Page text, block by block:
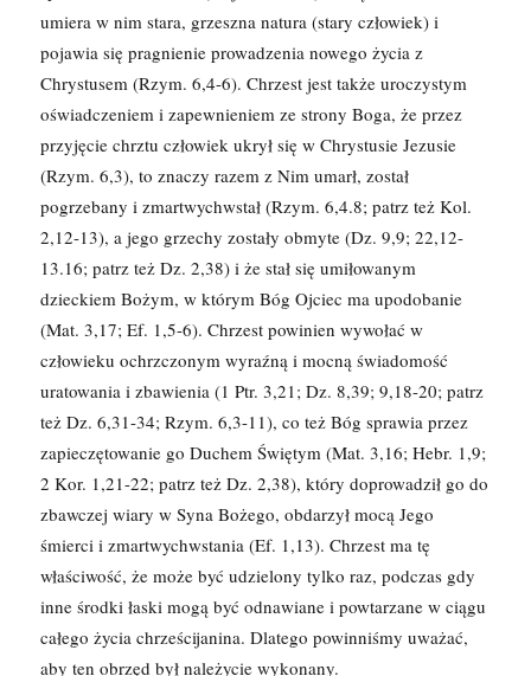
umiera w nim stara, grzeszna natura (stary człowiek) i
pojawia się pragnienie prowadzenia nowego życia z
Chrystusem (Rzym. 6,4-6). Chrzest jest także uroczystym
oświadczeniem i zapewnieniem ze strony Boga, że przez
przyjęcie chrztu człowiek ukrył się w Chrystusie Jezusie
(Rzym. 6,3), to znaczy razem z Nim umarł, został
pogrzebany i zmartwychwstał (Rzym. 6,4.8; patrz też Kol.
2,12-13), a jego grzechy zostały obmyte (Dz. 9,9; 22,12-
13.16; patrz też Dz. 2,38) i że stał się umiłowanym
dzieckiem Bożym, w którym Bóg Ojciec ma upodobanie
(Mat. 3,17; Ef. 1,5-6). Chrzest powinien wywołać w
człowieku ochrzczonym wyraźną i mocną świadomość
uratowania i zbawienia (1 Ptr. 3,21; Dz. 8,39; 9,18-20; patrz
też Dz. 6,31-34; Rzym. 6,3-11), co też Bóg sprawia przez
zapieczętowanie go Duchem Świętym (Mat. 3,16; Hebr. 1,9;
2 Kor. 1,21-22; patrz też Dz. 2,38), który doprowadził go do
zbawczej wiary w Syna Bożego, obdarzył mocą Jego
śmierci i zmartwychwstania (Ef. 1,13). Chrzest ma tę
właściwość, że może być udzielony tylko raz, podczas gdy
inne środki łaski mogą być odnawiane i powtarzane w ciągu
całego życia chrześcijanina. Dlatego powinniśmy uważać,
aby ten obrzęd był należycie wykonany.